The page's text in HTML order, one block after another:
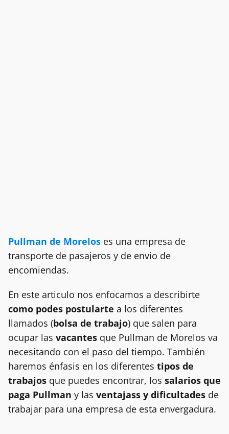
Pullman de Morelos es una empresa de
transporte de pasajeros y de envio de
encomiendas.
En este articulo nos enfocamos a describirte
como podes postularte a los diferentes
llamados (bolsa de trabajo) que salen para
ocupar las vacantes que Pullman de Morelos va
necesitando con el paso del tiempo. También
haremos énfasis en los diferentes tipos de
trabajos que puedes encontrar, los salarios que
paga Pullman y las ventajass y dificultades de
trabajar para una empresa de esta envergadura.